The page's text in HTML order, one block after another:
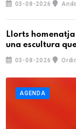
03-08-2026
Llorts
una escultura
03-08-2026
AGENDA